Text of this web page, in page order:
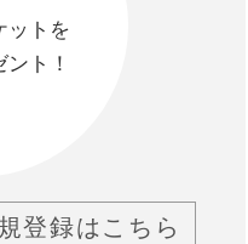
ットを
ト！
登録はこちら